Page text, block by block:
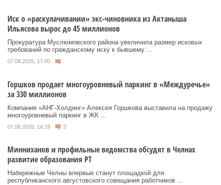
Иск о «раскулачивании» экс-чиновника из Актаныша
Ильясова вырос до 45 миллионов
Прокуратура Муслюмовского района увеличила размер исковых
требований по гражданскому иску к бывшему ...
07.08.2026, 17:00
Горшков продает многоуровневый паркинг в «Междуречье»
за 330 миллионов
Компания «АНГ-Холдинг» Алексея Горшкова выставила на продажу
многоуровневый паркинг в ЖК ...
07.08.2026, 16:29 3
Минниханов и профильные ведомства обсудят в Челнах
развитие образования РТ
Набережные Челны впервые станут площадкой для
республиканского августовского совещания работников ...